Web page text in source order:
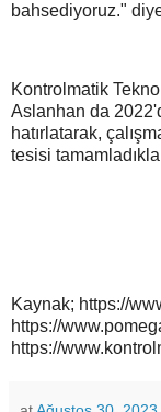
bahsediyoruz."
Kontrolmatik
Aslanhan da
hatırlatarak,
tesisi
Kaynak; https://
https://
https://